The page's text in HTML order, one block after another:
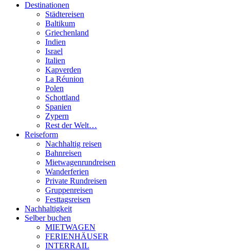
Destinationen
Städtereisen
Baltikum
Griechenland
Indien
Israel
Italien
Kapverden
La Réunion
Polen
Schottland
Spanien
Zypern
Rest der Welt…
Reiseform
Nachhaltig reisen
Bahnreisen
Mietwagenrundreisen
Wanderferien
Private Rundreisen
Gruppenreisen
Festtagsreisen
Nachhaltigkeit
Selber buchen
MIETWAGEN
FERIENHÄUSER
INTERRAIL